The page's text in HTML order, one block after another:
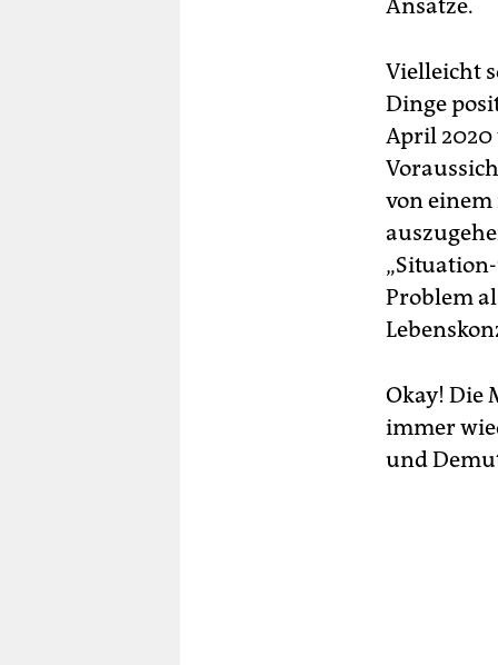
Ansätze.
Vielleicht
Dinge
April 2020
von
Problem
Okay! Die
immer
und